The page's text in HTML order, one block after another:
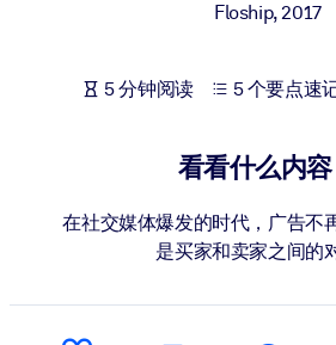
用值得信赖且即插即用的商业知识丰富
利用可靠、结构化的知识为您的人工
Floship,2017
5 分钟阅读 5 个要点速
看看什么内容
在社交媒体爆发的时代，广告不
是买家和卖家之间的